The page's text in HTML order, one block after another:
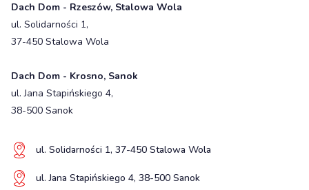
Dach Dom - Rzeszów, Stalowa Wola
ul. Solidarności 1,
37-450 Stalowa Wola
Dach Dom - Krosno, Sanok
ul. Jana Stapińskiego 4,
38-500 Sanok
ul. Solidarności 1, 37-450 Stalowa Wola
ul. Jana Stapińskiego 4, 38-500 Sanok